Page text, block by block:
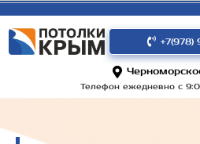
Телефон ежедневно с